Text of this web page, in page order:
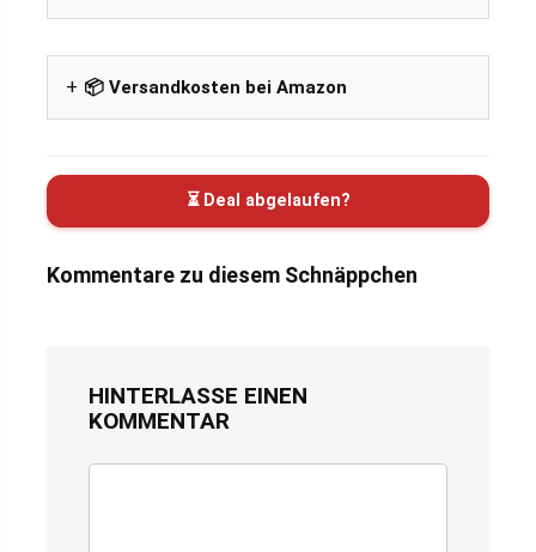
📦 Versandkosten bei Amazon
⏳ Deal abgelaufen?
Kommentare zu diesem Schnäppchen
HINTERLASSE EINEN
KOMMENTAR